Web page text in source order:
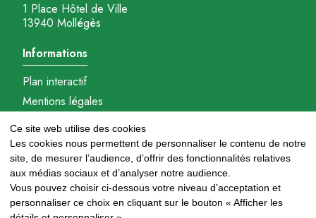
Ce site web utilise des cookies
Les cookies nous permettent de personnaliser le contenu de notre
site, de mesurer l’audience, d’offrir des fonctionnalités relatives
aux médias sociaux et d’analyser notre audience.
Vous pouvez choisir ci-dessous votre niveau d’acceptation et
personnaliser ce choix en cliquant sur le bouton « Afficher les
1 Place Hôtel de Ville
13940 Mollégès
Informations
Plan interactif
Mentions légales
Réalisation : Ambition-com.fr
Nous suivre